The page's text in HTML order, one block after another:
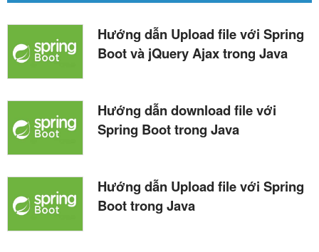
Hướng dẫn Upload file với Spring
Boot và jQuery Ajax trong Java
Hướng dẫn download file với
Spring Boot trong Java
Hướng dẫn Upload file với Spring
Boot trong Java